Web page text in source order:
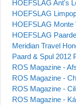
HOEFSLAG Ant's
HOEFSLAG
HOEFSLAG Monte
HOEFSLAG
Meridian Travel
Paard & Spul 2012
ROS Magazine -
ROS Magazine -
ROS Magazine -
ROS Magazine -